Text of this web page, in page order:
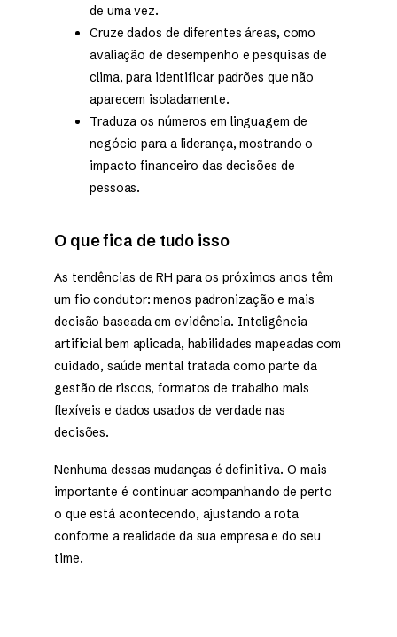
de uma vez.
Cruze dados de diferentes áreas, como
avaliação de desempenho e pesquisas de
clima, para identificar padrões que não
aparecem isoladamente.
Traduza os números em linguagem de
negócio para a liderança, mostrando o
impacto financeiro das decisões de
pessoas.
O que fica de tudo isso
As tendências de RH para os próximos anos têm
um fio condutor: menos padronização e mais
decisão baseada em evidência. Inteligência
artificial bem aplicada, habilidades mapeadas com
cuidado, saúde mental tratada como parte da
gestão de riscos, formatos de trabalho mais
flexíveis e dados usados de verdade nas
decisões.
Nenhuma dessas mudanças é definitiva. O mais
importante é continuar acompanhando de perto
o que está acontecendo, ajustando a rota
conforme a realidade da sua empresa e do seu
time.